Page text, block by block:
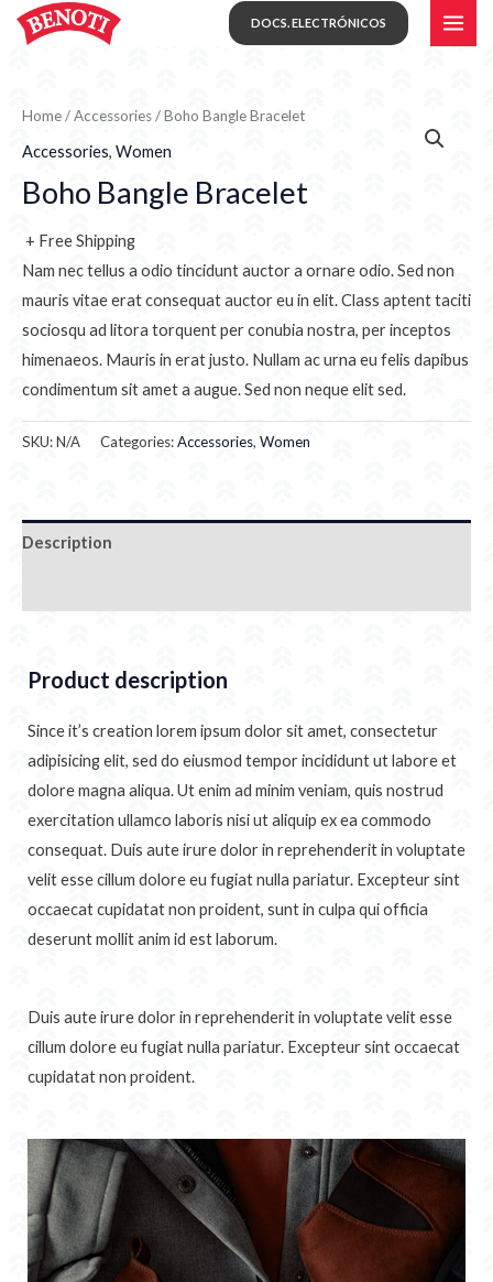
Skip
DOCS. ELECTRÓNICOS
Home/Accessories/ Boho Bangle Bracelet
Accessories, Women
Boho Bangle Bracelet
+ Free Shipping
Nam nec tellus a odio tincidunt auctor a ornare odio. Sed non
mauris vitae erat consequat auctor eu in elit. Class aptent taciti
sociosqu ad litora torquent per conubia nostra, per inceptos
himenaeos. Mauris in erat justo. Nullam ac urna eu felis dapibus
condimentum sit amet a augue. Sed non neque elit sed.
SKU:N/A Categories:Accessories, Women
Description
Product description
Since it’s creation lorem ipsum dolor sit amet, consectetur
adipisicing elit, sed do eiusmod tempor incididunt ut labore et
dolore magna aliqua. Ut enim ad minim veniam, quis nostrud
exercitation ullamco laboris nisi ut aliquip ex ea commodo
consequat. Duis aute irure dolor in reprehenderit in voluptate
velit esse cillum dolore eu fugiat nulla pariatur. Excepteur sint
occaecat cupidatat non proident, sunt in culpa qui officia
deserunt mollit anim id est laborum.
Duis aute irure dolor in reprehenderit in voluptate velit esse
cillum dolore eu fugiat nulla pariatur. Excepteur sint occaecat
cupidatat non proident.